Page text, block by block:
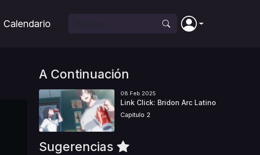
Calendario
A Continuación
08 Feb 2025
Link Click: Bridon Arc Latino
Capitulo 2
Sugerencias